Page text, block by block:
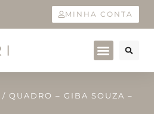
MINHA CONTA
/ QUADRO – GIBA SOUZA –